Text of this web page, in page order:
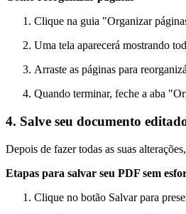
Clique na guia "Organizar
Uma tela aparecerá mostrando
Arraste as páginas para
Quando terminar, feche a aba
4. Salve seu documento
Depois de fazer todas as suas
Etapas para salvar seu PDF sem
Clique no botão Salvar para